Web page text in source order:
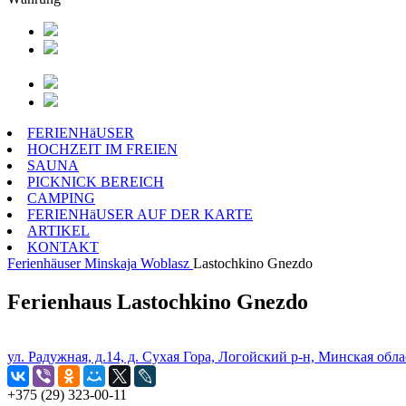
FERIENHäUSER
HOCHZEIT IM FREIEN
SAUNA
PICKNICK BEREICH
CAMPING
FERIENHäUSER AUF DER KARTE
ARTIKEL
KONTAKT
Ferienhäuser Minskaja Woblasz Lastochkino Gnezdo
Ferienhaus Lastochkino Gnezdo
ул. Радужная, д.14, д. Сухая Гора, Логойский р-н, Минская
+375 (29) 323-00-11